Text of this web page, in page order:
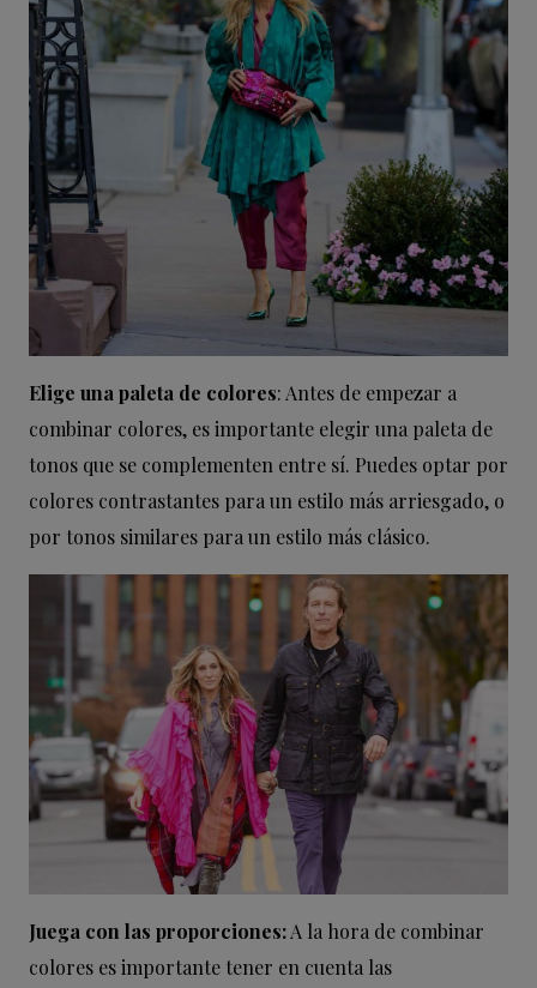
Elige una paleta de colores: Antes de empezar a
combinar colores, es importante elegir una paleta de
tonos que se complementen entre sí. Puedes optar por
colores contrastantes para un estilo más arriesgado, o
por tonos similares para un estilo más clásico.
Juega con las proporciones:A la hora de combinar
colores es importante tener en cuenta las